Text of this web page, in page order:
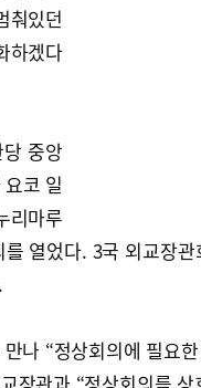
춰있던
하겠다
중앙
코 일
리마루
열었다. 3국 외교장
나 “정상회의에 필요